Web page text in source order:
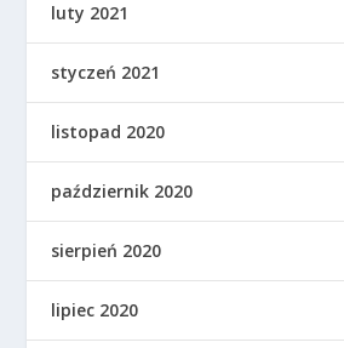
luty 2021
styczeń 2021
listopad 2020
październik 2020
sierpień 2020
lipiec 2020